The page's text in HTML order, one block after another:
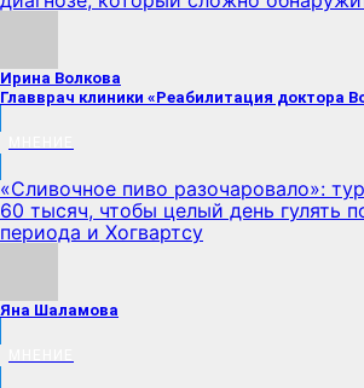
Ирина Волкова
Главврач клиники «Реабилитация доктора
«Сливочное пиво разочаровало»:
60 тысяч, чтобы целый день гулять
периода и Хогвартсу
Яна Шаламова